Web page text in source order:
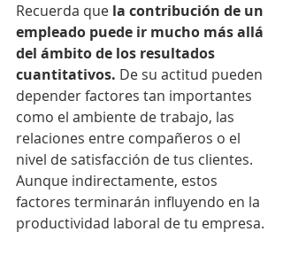
Recuerda que la contribución de un
empleado puede ir mucho más allá
del ámbito de los resultados
cuantitativos. De su actitud pueden
depender factores tan importantes
como el ambiente de trabajo, las
relaciones entre compañeros o el
nivel de satisfacción de tus clientes.
Aunque indirectamente, estos
factores terminarán influyendo en la
productividad laboral de tu empresa.